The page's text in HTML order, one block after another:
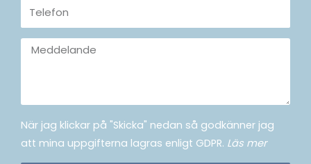
Meddelande
När jag klickar på "Skicka" nedan så godkänner jag
att mina uppgifterna lagras enligt GDPR. Läs mer